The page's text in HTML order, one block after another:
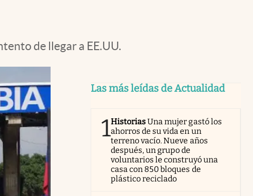
de llegar a EE.UU.
Las más leídas de Actualidad
1HistoriasUna mujer gastó los
ahorros de su vida en un
terreno vacío. Nueve años
después, un grupo de
voluntarios le construyó una
casa con 850 bloques de
plástico reciclado